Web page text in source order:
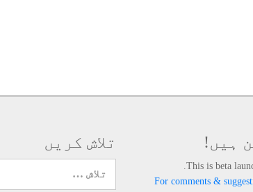
تلاش کریں ہیں!
This is beta
For comments &